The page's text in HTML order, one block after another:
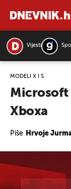
Vijesti
MODELI X I S
Microsoft
Xboxa
Piše Hrvoje
PRETRAŽITE